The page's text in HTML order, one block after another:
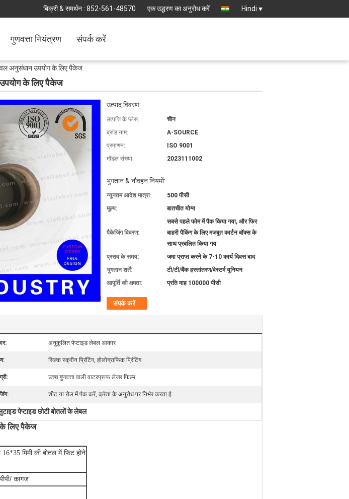
बिक्री & समर्थन : 852-561-48570 एक उद्धरण का अनुरोध करें Hindi
गुणवत्ता नियंत्रण संपर्क करें
अनुसंधान उपयोग के लिए पैकेज
के लिए पैकेज
उत्पाद विवरण:
उत्पत्ति के प्लेस:
चीन
ब्रांड नाम:
A-SOURCE
प्रमाणन:
ISO 9001
मॉडल संख्या:
2023111002
भुगतान & नौवहन नियमों:
न्यूनतम आदेश मात्रा:
500 पीसी
मूल्य:
बातचीत योग्य
पैकेजिंग विवरण:
सबसे पहले फोम में पैक किया गया, और फिर
बाहरी पैकिंग के लिए मजबूत कार्टन बॉक्स के
साथ प्रबलित किया गय
प्रसव के समय:
जमा प्राप्त करने के 7-10 कार्य दिवस बाद
भुगतान शर्तें:
टी/टी/बैंक हस्तांतरण/वेस्टर्म यूनियन
आपूर्ति की क्षमता:
प्रति माह 100000 पीसी
संपर्क करें
अनुकूलित पेप्टाइड लेबल आकार
सिल्क स्क्रीन प्रिंटिंग, होलोग्राफिक प्रिंटिंग
उच्च गुणवत्ता वाली वाटरप्रूफ लेजर फिल्म
शीट या रोल में पैक करें, क्रेता के अनुरोध पर निर्भर करता है
पेप्टाइड छोटी बोतलों के लेबल
के लिए पैकेज
मिमी की बोतल में फिट होने
कागज